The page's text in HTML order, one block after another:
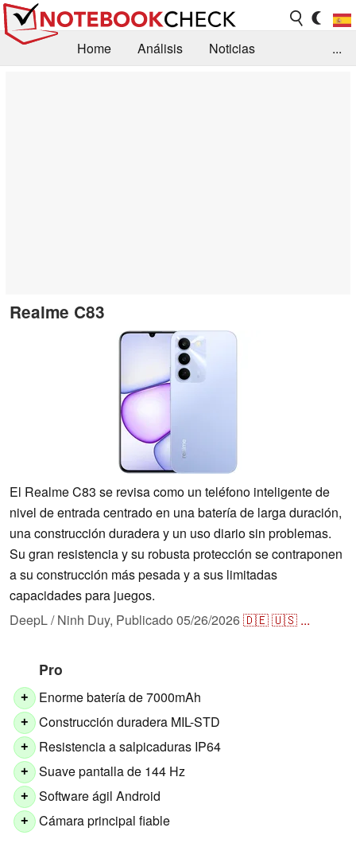
Home Análisis
Noticias
...
Realme C83
El Realme C83 se revisa como un teléfono inteligente de
nivel de entrada centrado en una batería de larga duración,
una construcción duradera y un uso diario sin problemas.
Su gran resistencia y su robusta protección se contraponen
a su construcción más pesada y a sus limitadas
capacidades para juegos.
DeepL / Ninh Duy, Publicado 05/26/2026🇩🇪🇺🇸 ...
Pro
+ Enorme batería de 7000mAh
+ Construcción duradera MIL-STD
+ Resistencia a salpicaduras IP64
+ Suave pantalla de 144 Hz
+ Software ágil Android
+ Cámara principal fiable